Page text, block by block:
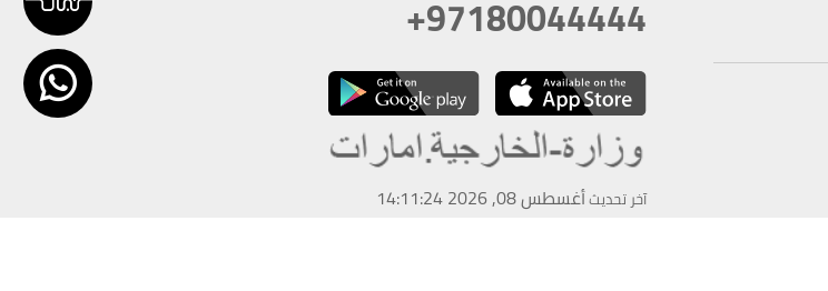
+97180044444
آخر تحديثأغسطس 08, 2026 14:11:24